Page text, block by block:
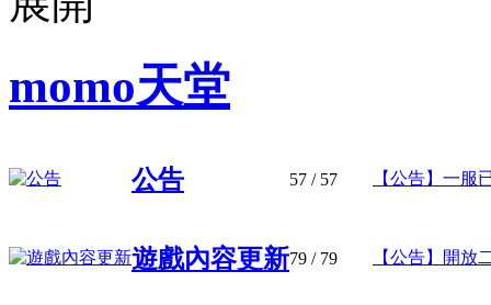
momo天堂
公告 57 / 57 【公告】一服
遊戲內容更新79 / 79 【公告】開放